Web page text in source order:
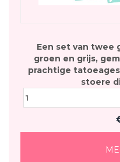
Een set van
groen en grijs,
prachtige
stoere